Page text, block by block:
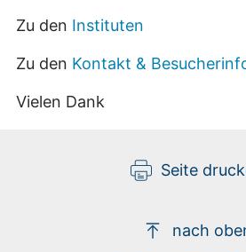
Zu den Instituten
Zu den Kontakt &
Vielen Dank
Seite
nach